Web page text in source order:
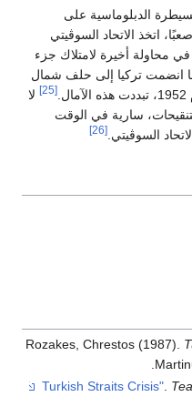
الدبلوماسية على
اتخذ الاتحاد السوڤيتي
محاولة أخيرة لامتلاك جزء
انضمت تركيا إلى حلف شمال
[25]
لا
سارية في الوقت
السوڤيتي.[26]
Rozakes, Chrestos (1987).